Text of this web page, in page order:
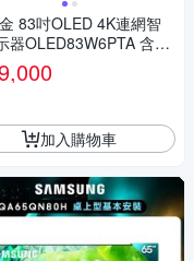
83吋OLED 4K連網智
器OLED83W6PTA 含壁
+附原廠壁掛架 送7-11
11700元
加入購物車